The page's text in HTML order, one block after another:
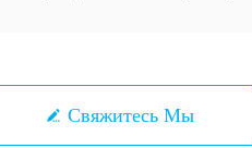
Свяжитесь Мы